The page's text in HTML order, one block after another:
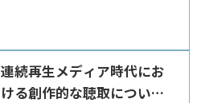
連続再生メディア時代にお
ける創作的な聴取について